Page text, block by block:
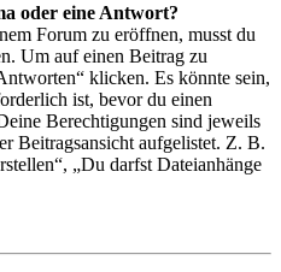
oder eine Antwort?
Forum zu eröffnen, musst du
Um auf einen Beitrag zu
klicken. Es könnte sein,
ist, bevor du einen
Berechtigungen sind jeweils
Beitragsansicht aufgelistet. Z. B.
„Du darfst Dateianhänge